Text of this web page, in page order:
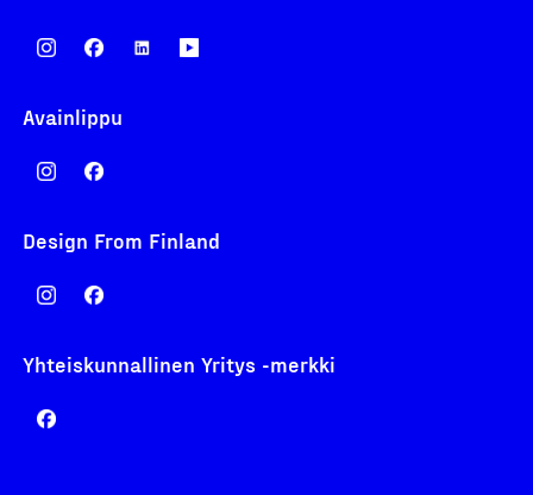
Avainlippu
Design From Finland
Yhteiskunnallinen Yritys -merkki